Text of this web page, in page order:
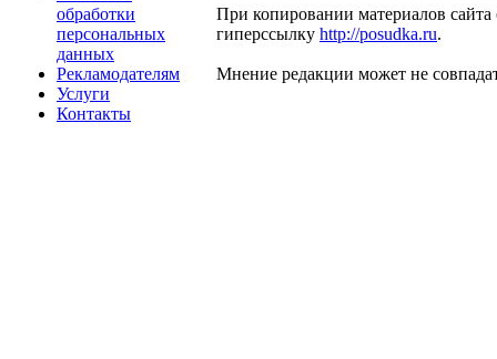
обработки
персональных
данных
Рекламодателям
Услуги
Контакты
При копировании материалов сайта
гиперссылку http://posudka.ru.
Мнение редакции может не